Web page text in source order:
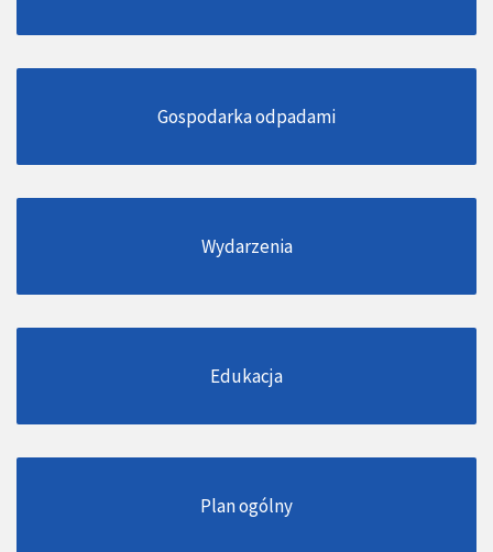
Gospodarka odpadami
Wydarzenia
Edukacja
Plan ogólny